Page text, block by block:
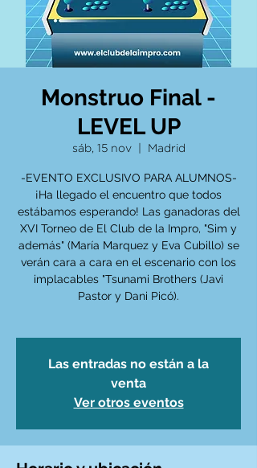
Monstruo Final -
LEVEL UP
sáb, 15 nov
  |
Madrid
-EVENTO EXCLUSIVO PARA ALUMNOS-
¡Ha llegado el encuentro que todos
estábamos esperando! Las ganadoras del
XVI Torneo de El Club de la Impro, "Sim y
además" (María Marquez y Eva Cubillo) se
verán cara a cara en el escenario con los
implacables "Tsunami Brothers (Javi
Pastor y Dani Picó).
Las entradas no están a la
venta
Ver otros eventos